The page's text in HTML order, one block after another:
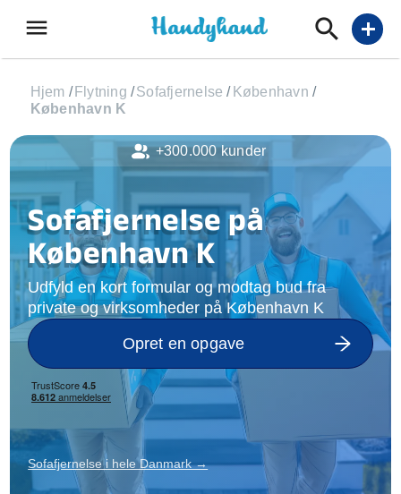
menu add
Hjem / Flytning /Sofafjernelse / København /
København K
Sofafjernelse på
København K
Udfyld en kort formular og modtag bud fra
private og virksomheder på København K
Opret en opgave
Sofafjernelse i hele Danmark →
+300.000 kunder